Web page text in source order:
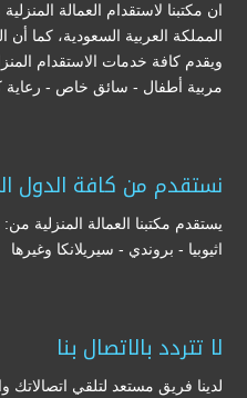
ان مكتبنا لاستقدام العمالة
المملكة العربية السعودية، كما
ويقدم كافة خدمات الاستقدام
مربية أطفال - سائق خاص - رعاية
نستقدم من كافة الدول
يستقدم مكتبنا العمالة المنزلية
اثيوبيا - بروندي - سيريلانكا وغيرها
لا تتردد بالاتصال بنا
لدينا فريق مستعد لتلقي اتصالاتك